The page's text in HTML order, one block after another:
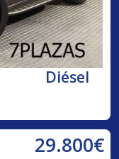
Diésel
29.800€